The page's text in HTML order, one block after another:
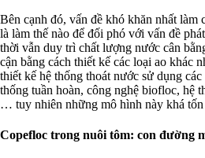
Bên cạnh đó, vấn đề khó khăn nhất làm
là làm thế nào để đối phó với vấn đề
thời vẫn duy trì chất lượng nước cân
cận bằng cách thiết kế các loại ao khác
thiết kế hệ thống thoát nước sử dụng
thống tuần hoàn, công nghệ biofloc, hệ
… tuy nhiên những mô hình này khá tốn
Copefloc trong nuôi tôm: con đường